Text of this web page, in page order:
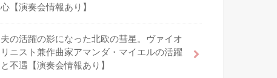
心【演奏会情報あり】
夫の活躍の影になった北欧の彗星。ヴァイオ
リニスト兼作曲家アマンダ・マイエルの活躍
と不遇【演奏会情報あり】